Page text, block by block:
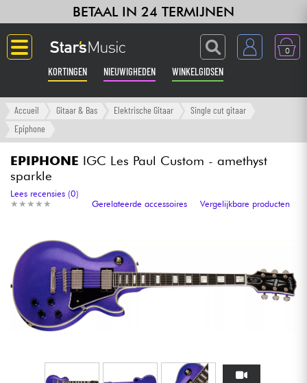
BETAAL IN 24 TERMIJNEN
0
KORTINGEN NIEUWIGHEDEN WINKELGIDSEN
Langue
Synths & samplers
Home-studio
Hoofdtelefoon
Accueil Gitaar & Bas Elektrische Gitaar
Single cut gitaar
Epiphone
EPIPHONE IGC Les Paul Custom - amethyst
sparkle
★ ★ ★ ★ ★
★ ★ ★ ★ ★
Lees recensies (0)
Gerelateerde accessoires
Vergelijkbare producten